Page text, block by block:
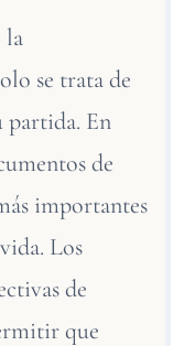
la
se trata de
partida. En
de
importantes
Los
de
que